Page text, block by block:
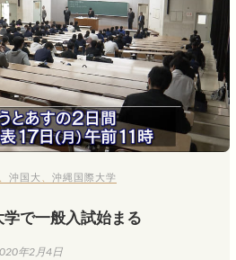
、沖国大 、沖縄国際大学
で一般入試始まる
年2月4日